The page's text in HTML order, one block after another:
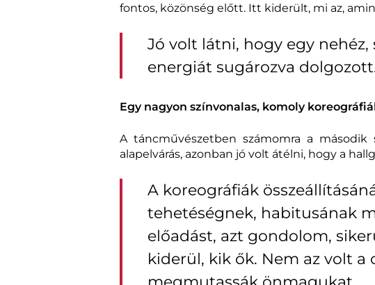
fontos, közönség előtt. Itt kiderült, mi az,
Jó volt látni, hogy egy
energiát sugározva
Egy nagyon színvonalas, komoly
A táncművészetben számomra a
alapelvárás, azonban jó volt átélni, hogy a
A koreográfiák
tehetéségnek, habitusának
előadást, azt gondolom,
kiderül, kik ők. Nem az volt